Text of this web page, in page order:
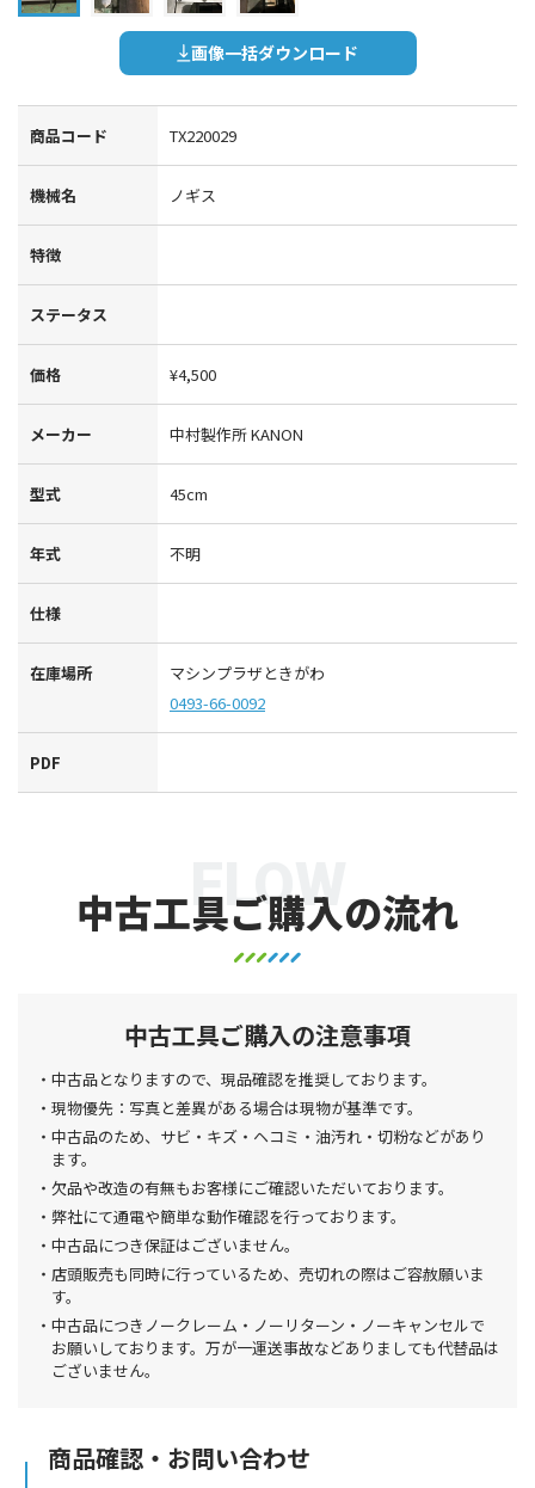
画像一括ダウンロード
商品コード TX220029
機械名 ノギス
特徴
ステータス
価格 ¥4,500
メーカー 中村製作所 KANON
型式 45cm
年式 不明
仕様
在庫場所
マシンプラザときがわ
0493-66-0092
PDF
中古工具ご購入の流れ
FLOW
中古工具ご購入の注意事項
中古品となりますので、現品確認を推奨しております。
現物優先：写真と差異がある場合は現物が基準です。
中古品のため、サビ・キズ・ヘコミ・油汚れ・切粉などがあり
ます。
欠品や改造の有無もお客様にご確認いただいております。
弊社にて通電や簡単な動作確認を行っております。
中古品につき保証はございません。
店頭販売も同時に行っているため、売切れの際はご容赦願いま
す。
中古品につきノークレーム・ノーリターン・ノーキャンセルで
お願いしております。万が一運送事故などありましても代替品は
ございません。
商品確認・お問い合わせ